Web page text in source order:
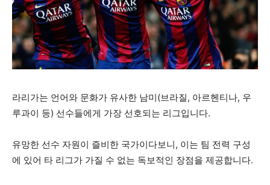
라리가는 언어와 문화가 유사한 남미(브라질, 아르헨티나, 우
루과이 등) 선수들에게 가장 선호되는 리그입니다.
유망한 선수 자원이 즐비한 국가이다보니, 이는 팀 전력 구성
에 있어 타 리그가 가질 수 없는 독보적인 장점을 제공합니다.